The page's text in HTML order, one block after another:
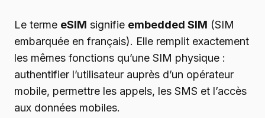
Le terme eSIM signifie embedded SIM (SIM
embarquée en français). Elle remplit exactement
les mêmes fonctions qu’une SIM physique :
authentifier l’utilisateur auprès d’un opérateur
mobile, permettre les appels, les SMS et l’accès
aux données mobiles.